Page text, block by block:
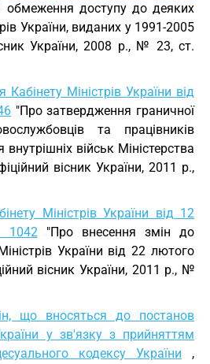
обмеження доступу до деяких
України, виданих у 1991-2005
України, 2008 р., № 23, ст.
Міністрів України від
"Про затвердження граничної
та працівників
військ Міністерства
вісник України, 2011 р.,
Міністрів України від 12
"Про внесення змін до
України від 22 лютого
вісник України, 2011 р., №
що вносяться до постанов
у зв'язку з прийняттям
кодексу України ,